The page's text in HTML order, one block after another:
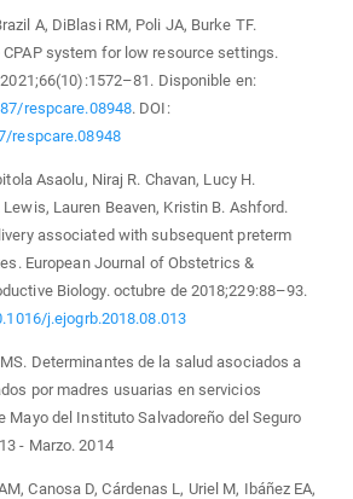
A, DiBlasi RM, Poli JA, Burke TF.
system for low resource settings.
Disponible en:
respcare.08948. DOI:
respcare.08948
Asaolu, Niraj R. Chavan, Lucy H.
Lauren Beaven, Kristin B. Ashford.
associated with subsequent preterm
European Journal of Obstetrics &
Biology. octubre de 2018;229:88–93.
j.ejogrb.2018.08.013
Determinantes de la salud asociados a
por madres usuarias en servicios
Mayo del Instituto Salvadoreño del Seguro
- Marzo. 2014
Canosa D, Cárdenas L, Uriel M, Ibáñez EA,